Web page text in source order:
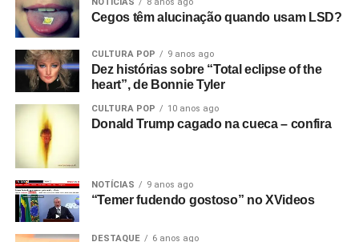
NOTÍCIAS 8 anos ago
Cegos têm alucinação quando usam LSD?
CULTURA POP 9 anos ago
Dez histórias sobre “Total eclipse of the
heart”, de Bonnie Tyler
CULTURA POP 10 anos ago
Donald Trump cagado na cueca – confira
NOTÍCIAS 9 anos ago
“Temer fudendo gostoso” no XVideos
DESTAQUE 6 anos ago